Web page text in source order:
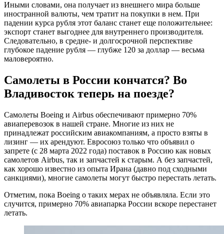
Иными словами, она получает из внешнего мира больше
иностранной валюты, чем тратит на покупки в нем. При
падении курса рубля этот баланс станет еще положительнее:
экспорт станет выгоднее для внутреннего производителя.
Следовательно, в средне- и долгосрочной перспективе
глубокое падение рубля — глубже 120 за доллар — весьма
маловероятно.
Самолеты в России кончатся? Во
Владивосток теперь на поезде?
Самолеты Boeing и Airbus обеспечивают примерно 70%
авиаперевозок в нашей стране. Многие из них не
принадлежат российским авиакомпаниям, а просто взяты в
лизинг — их арендуют. Евросоюз только что объявил о
запрете (с 28 марта 2022 года) поставок в Россию как новых
самолетов Airbus, так и запчастей к старым. А без запчастей,
как хорошо известно из опыта Ирана (давно под сходными
санкциями), многие самолеты могут быстро перестать летать.
Отметим, пока Boeing о таких мерах не объявляла. Если это
случится, примерно 70% авиапарка России вскоре перестанет
летать.